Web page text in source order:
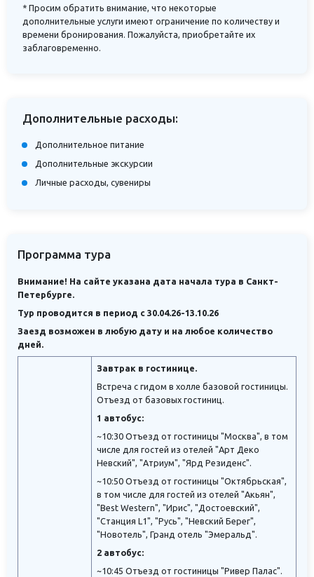
* Просим обратить внимание, что некоторые
дополнительные услуги имеют ограничение по количеству и
времени бронирования. Пожалуйста, приобретайте их
заблаговременно.
Дополнительные расходы:
Дополнительное питание
Дополнительные экскурсии
Личные расходы, сувениры
Программа тура
Внимание! На сайте указана дата начала тура в Санкт-
Петербурге.
Тур проводится в период с 30.04.26-13.10.26
Заезд возможен в любую дату и на любое количество
дней.
Завтрак в гостинице.
Встреча с гидом в холле базовой гостиницы.
Отъезд от базовых гостиниц.
1 автобус:
~10:30 Отъезд от гостиницы "Москва", в том
числе для гостей из отелей "Арт Деко
Невский", "Атриум", "Ярд Резиденс".
~10:50 Отъезд от гостиницы "Октябрьская",
в том числе для гостей из отелей "Акьян",
"Best Western", "Ирис", "Достоевский",
"Станция L1", "Русь", "Невский Берег",
"Новотель", Гранд отель "Эмеральд".
2 автобус:
~10:45 Отъезд от гостиницы "Ривер Палас".